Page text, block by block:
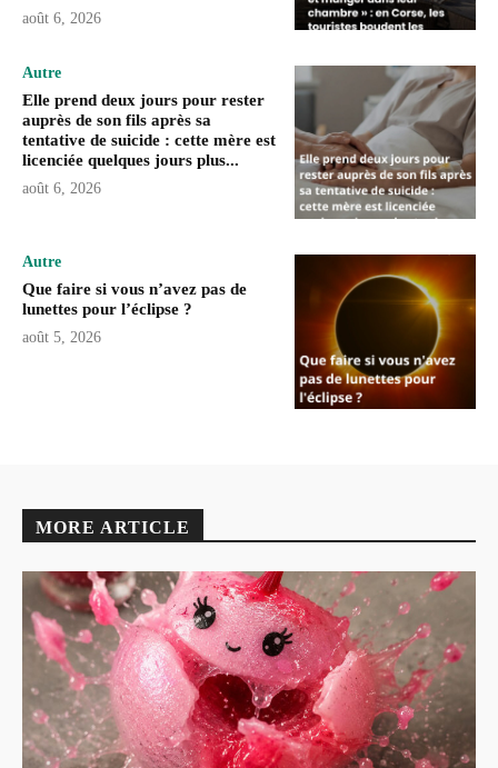
août 6, 2026
Autre
Elle prend deux jours pour rester
auprès de son fils après sa
tentative de suicide : cette mère est
licenciée quelques jours plus...
août 6, 2026
Autre
Que faire si vous n’avez pas de
lunettes pour l’éclipse ?
août 5, 2026
MORE ARTICLE